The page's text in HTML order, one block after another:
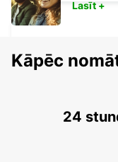
LISBON PRIOR
PRIOR VELHO -
Lasīt +
Kāpēc
24